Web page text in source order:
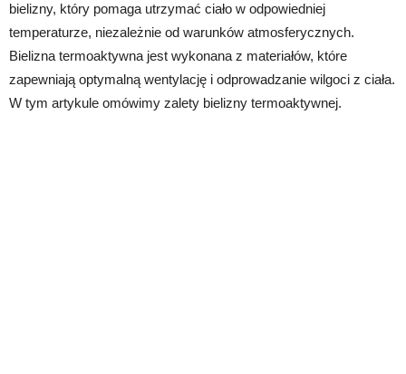
bielizny, który pomaga utrzymać ciało w odpowiedniej
temperaturze, niezależnie od warunków atmosferycznych.
Bielizna termoaktywna jest wykonana z materiałów, które
zapewniają optymalną wentylację i odprowadzanie wilgoci z ciała.
W tym artykule omówimy zalety bielizny termoaktywnej.